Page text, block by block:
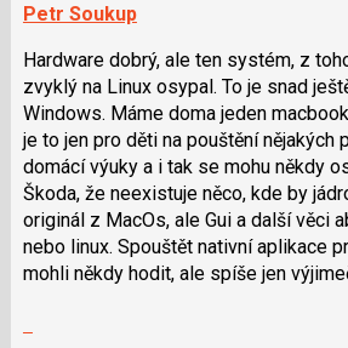
Petr Soukup
Hardware dobrý, ale ten systém, z
zvyklý na Linux osypal. To je snad
Windows. Máme doma jeden
je to jen pro děti na pouštění nějakých
domácí výuky a i tak se mohu někdy
Škoda, že neexistuje něco, kde by
originál z MacOs, ale Gui a další věci
nebo linux. Spouštět nativní aplikace
mohli někdy hodit, ale spíše jen